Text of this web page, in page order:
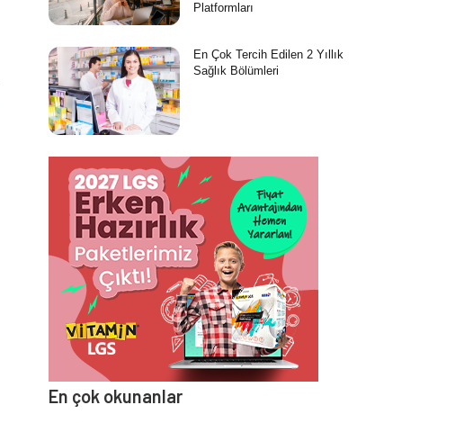
Platformları
En Çok Tercih Edilen 2 Yıllık
Sağlık Bölümleri
En çok okunanlar